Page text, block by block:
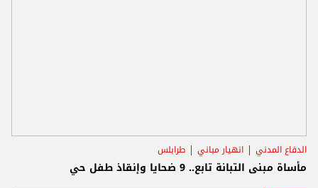
الدفاع المدني انهيار مباني طرابلس
مأساة مبنى التبانة تابع.. 9 ضحايا وإنقاذ طفل حي